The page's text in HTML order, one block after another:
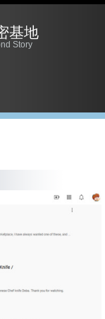
基地
Story